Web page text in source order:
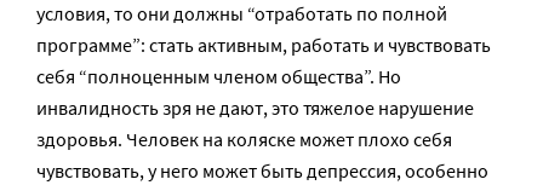
условия, то они должны “отработать по полной
программе”: стать активным, работать и чувствовать
себя “полноценным членом общества”. Но
инвалидность зря не дают, это тяжелое нарушение
здоровья. Человек на коляске может плохо себя
чувствовать, у него может быть депрессия, особенно